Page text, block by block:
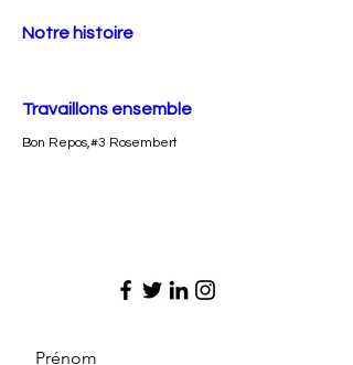
Notre histoire
Travaillons ensemble
Bon Repos,#3 Rosembert
Prénom